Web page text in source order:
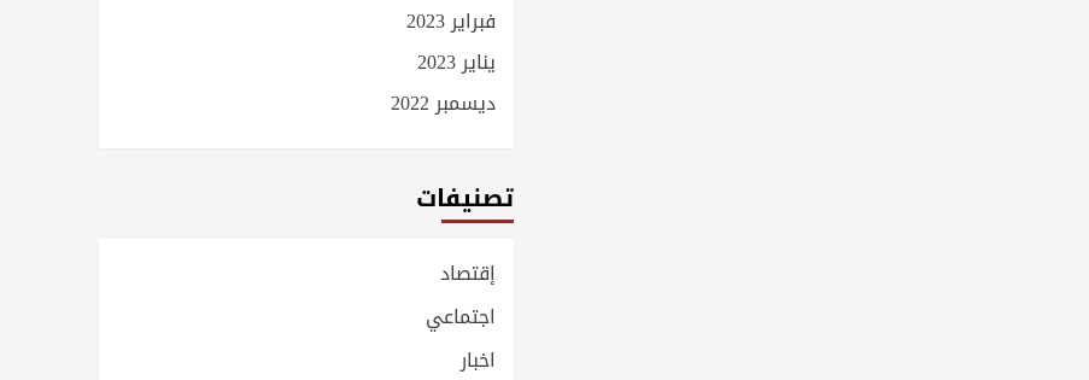
فبراير 2023
يناير 2023
ديسمبر 2022
تصنيفات
إقتصاد
اجتماعي
اخبار